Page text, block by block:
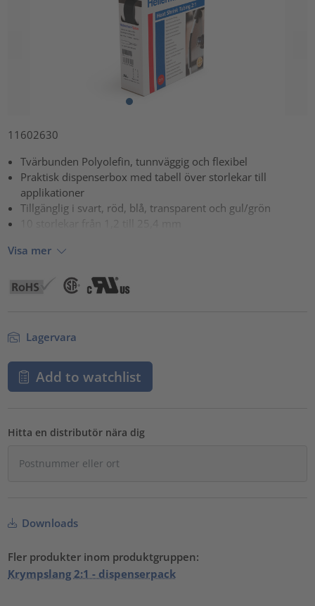
11602630
Tvärbunden Polyolefin, tunnväggig och flexibel
Praktisk dispenserbox med tabell över storlekar till
applikationer
Tillgänglig i svart, röd, blå, transparent och gul/grön
10 storlekar från 1,2 till 25,4 mm
Visa mer
Lagervara
Add to watchlist
Hitta en distributör nära dig
Downloads
Fler produkter inom produktgruppen:
Krympslang 2:1 - dispenserpack